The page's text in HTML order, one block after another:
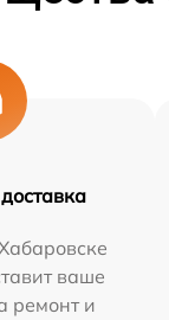
ваше
ремонт и